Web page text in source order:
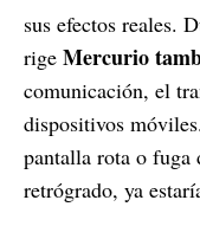
sus efectos reales.
rige Mercurio
comunicación, el
dispositivos
pantalla rota o fuga
retrógrado, ya